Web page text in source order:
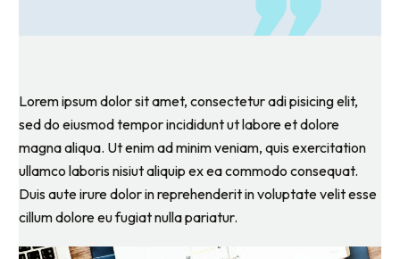
Lorem ipsum dolor sit amet, consectetur adi pisicing elit,
sed do eiusmod tempor incididunt ut labore et dolore
magna aliqua. Ut enim ad minim veniam, quis exercitation
ullamco laboris nisiut aliquip ex ea commodo consequat.
Duis aute irure dolor in reprehenderit in voluptate velit esse
cillum dolore eu fugiat nulla pariatur.